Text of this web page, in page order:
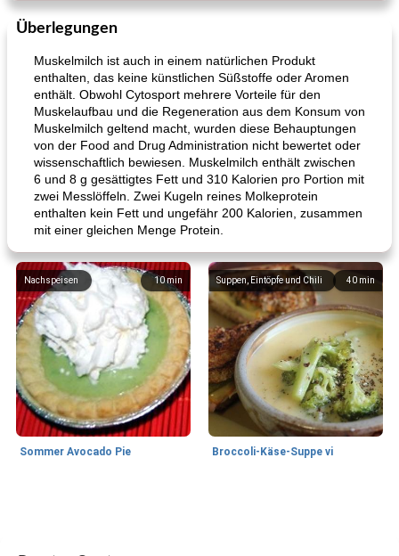
Überlegungen
Muskelmilch ist auch in einem natürlichen Produkt
enthalten, das keine künstlichen Süßstoffe oder Aromen
enthält. Obwohl Cytosport mehrere Vorteile für den
Muskelaufbau und die Regeneration aus dem Konsum von
Muskelmilch geltend macht, wurden diese Behauptungen
von der Food and Drug Administration nicht bewertet oder
wissenschaftlich bewiesen. Muskelmilch enthält zwischen
6 und 8 g gesättigtes Fett und 310 Kalorien pro Portion mit
zwei Messlöffeln. Zwei Kugeln reines Molkeprotein
enthalten kein Fett und ungefähr 200 Kalorien, zusammen
mit einer gleichen Menge Protein.
10min
Nachspeisen
Sommer Avocado Pie
40 min
Suppen, Eintöpfe und Chili
Broccoli-Käse-Suppe vi